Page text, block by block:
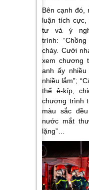
Bên cạnh đó,
luận tích
tư và ý
trình:
cháy. Cưới
xem chương
anh ấy
nhiều lắm”;
thể ê-kíp,
chương trình
màu sắc
nước mắt
lặng”…